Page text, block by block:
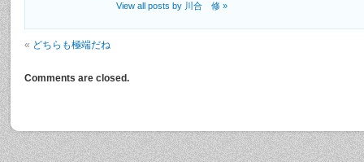
View all posts by 川合 修 »
« どちらも極端だね
Comments are closed.